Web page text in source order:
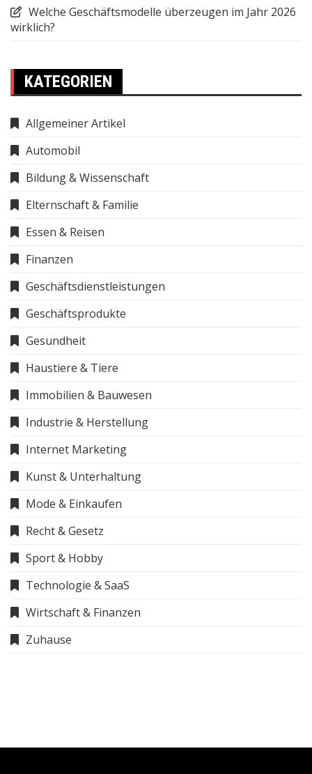
Welche Geschäftsmodelle überzeugen im Jahr 2026
wirklich?
KATEGORIEN
Allgemeiner Artikel
Automobil
Bildung & Wissenschaft
Elternschaft & Familie
Essen & Reisen
Finanzen
Geschäftsdienstleistungen
Geschäftsprodukte
Gesundheit
Haustiere & Tiere
Immobilien & Bauwesen
Industrie & Herstellung
Internet Marketing
Kunst & Unterhaltung
Mode & Einkaufen
Recht & Gesetz
Sport & Hobby
Technologie & SaaS
Wirtschaft & Finanzen
Zuhause